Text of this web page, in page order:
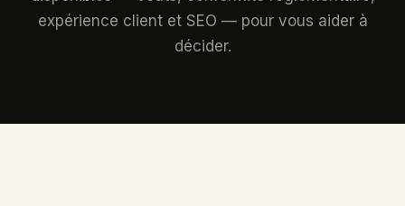
expérience client et SEO — pour vous aider à
décider.